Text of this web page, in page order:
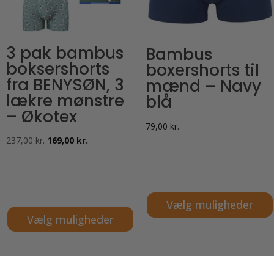
3 pak bambus
boksershorts
fra BENYSØN, 3
lækre mønstre
– Økotex
237,00kr. Den
169,00 kr.
Vælg muligheder
Bambus
boxershorts til
mænd – Navy
blå
79,00 kr.
Vælg muligheder